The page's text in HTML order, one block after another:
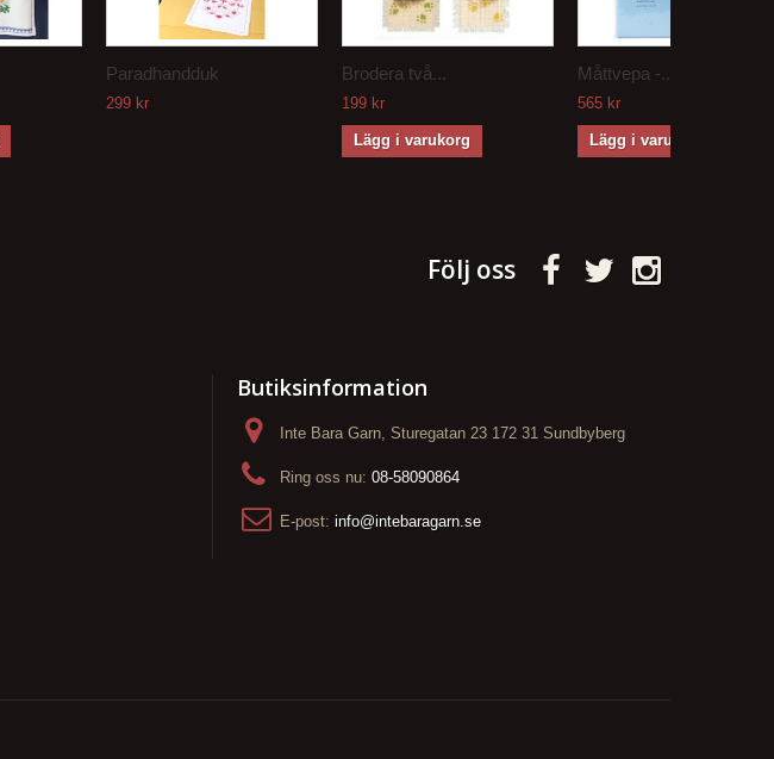
Paradhandduk
299 kr
Brodera två...
199 kr
Lägg i varukorg
Måttvepa -...
565 kr
Lägg i varukorg
Följ oss
Butiksinformation
Inte Bara Garn, Sturegatan 23 172 31 Sundbyberg
Ring oss nu: 08-58090864
E-post: info@intebaragarn.se